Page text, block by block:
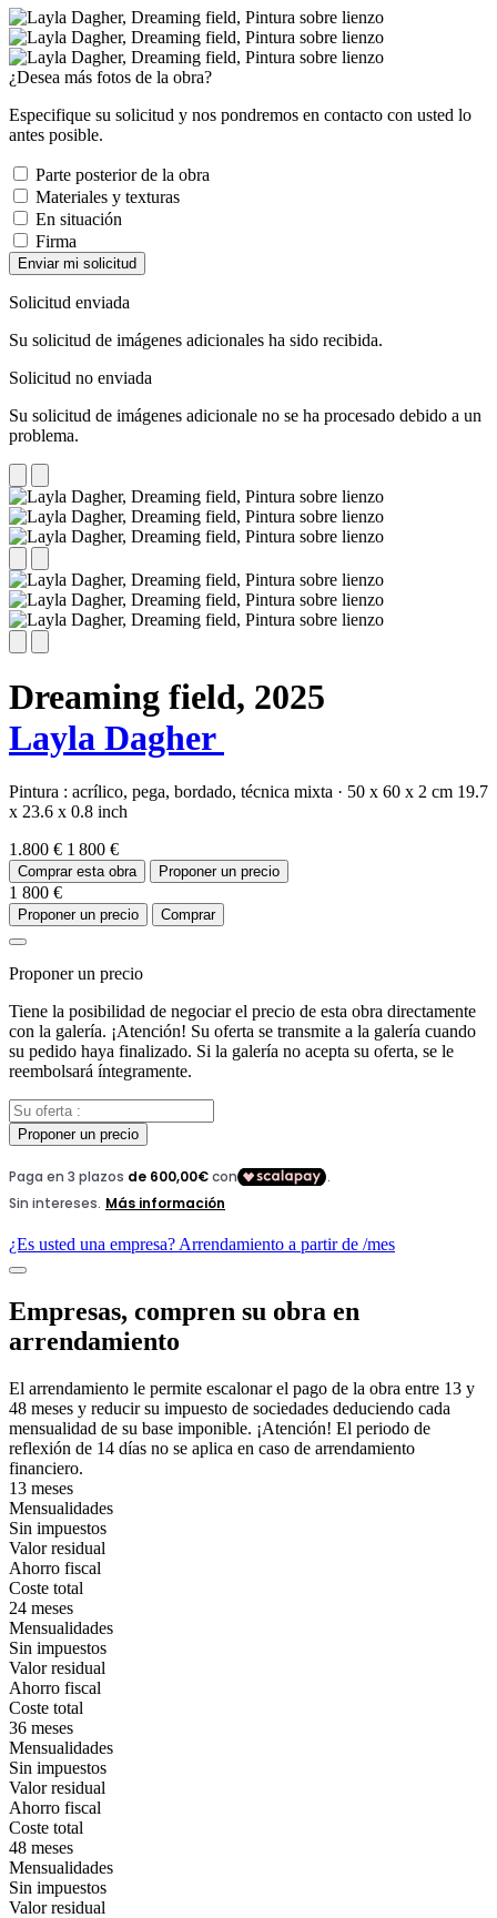
¿Desea más fotos de la obra?
Especifique su solicitud y nos pondremos en contacto con usted lo
antes posible.
Parte posterior de la obra
Materiales y texturas
En situación
Firma
Enviar mi solicitud
Solicitud enviada
Su solicitud de imágenes adicionales ha sido recibida.
Solicitud no enviada
Su solicitud de imágenes adicionale no se ha procesado debido a un
problema.
Dreaming field, 2025
Layla Dagher
Pintura : acrílico, pega, bordado, técnica mixta · 50 x 60 x 2 cm 19.7
x 23.6 x 0.8 inch
1.800 € 1 800 €
Comprar esta obra Proponer un precio
1 800 €
Proponer un precio Comprar
Proponer un precio
Tiene la posibilidad de negociar el precio de esta obra directamente
con la galería. ¡Atención! Su oferta se transmite a la galería cuando
su pedido haya finalizado. Si la galería no acepta su oferta, se le
reembolsará íntegramente.
Proponer un precio
¿Es usted una empresa? Arrendamiento a partir de /mes
Empresas, compren su obra en
arrendamiento
El arrendamiento le permite escalonar el pago de la obra entre 13 y
48 meses y reducir su impuesto de sociedades deduciendo cada
mensualidad de su base imponible. ¡Atención! El periodo de
reflexión de 14 días no se aplica en caso de arrendamiento
financiero.
13 meses
Mensualidades
Sin impuestos
Valor residual
Ahorro fiscal
Coste total
24 meses
Mensualidades
Sin impuestos
Valor residual
Ahorro fiscal
Coste total
36 meses
Mensualidades
Sin impuestos
Valor residual
Ahorro fiscal
Coste total
48 meses
Mensualidades
Sin impuestos
Valor residual